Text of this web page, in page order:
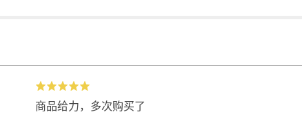
商品给力，多次购买了